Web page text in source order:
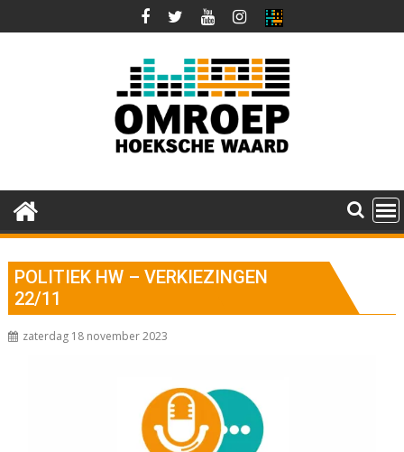
naar
POLITIEK HW – VERKIEZINGEN
22/11
zaterdag 18 november 2023